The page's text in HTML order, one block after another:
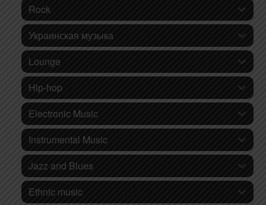
Rock
Украинская музыка
Lounge
Hip-hop
Electronic Music
Instrumental Music
Jazz and Blues
Ethnic music